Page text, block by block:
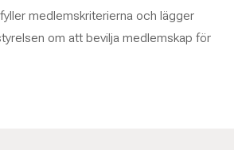
medlemskriterierna och lägger
om att bevilja medlemskap för